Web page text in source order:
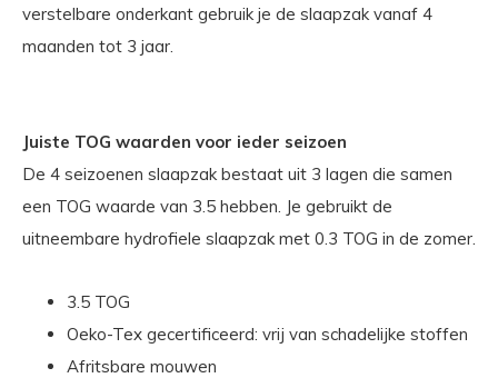
verstelbare onderkant gebruik je de slaapzak vanaf 4
maanden tot 3 jaar.
Juiste TOG waarden voor ieder seizoen
De 4 seizoenen slaapzak bestaat uit 3 lagen die samen
een TOG waarde van 3.5 hebben. Je gebruikt de
uitneembare hydrofiele slaapzak met 0.3 TOG in de zomer.
3.5 TOG
Oeko-Tex gecertificeerd: vrij van schadelijke stoffen
Afritsbare mouwen